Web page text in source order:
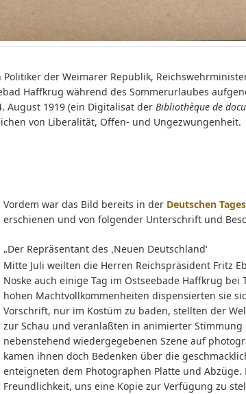
der Weimarer Republik,
Haffkrug während des Sommerurlaubes
August 1919 (ein Digitalisat der Bibliothèque de
von Liberalität, Offen- und Ungezwungenheit.
Vordem war das Bild bereits in der Deutschen
erschienen und von folgender Unterschrift und
„Der Repräsentant des ‚Neuen Deutschland‘
Mitte Juli weilten die Herren Reichspräsident Fritz
Noske auch einige Tag im Ostseebade Haffkrug
hohen Machtvollkommenheiten dispensierten sie
Vorschrift, nur im Kostüm zu baden, stellten der
zur Schau und veranlaßten in animierter
nebenstehend wiedergegebenen Szene auf
kamen ihnen doch Bedenken über die
enteigneten dem Photographen Platte und
Freundlichkeit, uns eine Kopie zur Verfügung zu